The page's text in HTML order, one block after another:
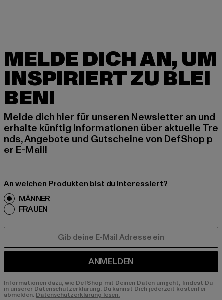
MELDE DICH AN, UM
INSPIRIERT ZU BLEI
BEN!
Melde dich hier für unseren Newsletter an und
erhalte künftig Informationen über aktuelle Tre
nds, Angebote und Gutscheine von DefShop p
er E-Mail!
An welchen Produkten bist du interessiert?
MÄNNER
FRAUEN
ANMELDEN
Informationen dazu, wie DefShop mit Deinen Daten umgeht, findest Du
in unserer Datenschutzerklärung. Du kannst Dich jederzeit kostenfei
abmelden. Datenschutzerklärung lesen.